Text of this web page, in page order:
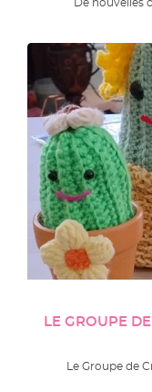
De nouvelles
LE GROUPE
Le Groupe de